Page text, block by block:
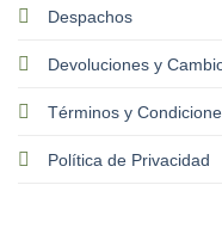
Despachos
Devoluciones y
Términos y
Política de Privacidad